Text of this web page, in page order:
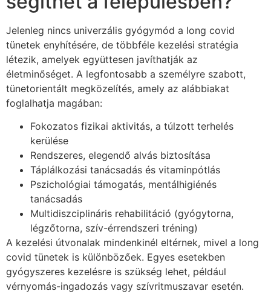
Jelenleg nincs univerzális gyógymód a long covid
tünetek enyhítésére, de többféle kezelési stratégia
létezik, amelyek együttesen javíthatják az
életminőséget. A legfontosabb a személyre szabott,
tünetorientált megközelítés, amely az alábbiakat
foglalhatja magában:
Fokozatos fizikai aktivitás, a túlzott terhelés
kerülése
Rendszeres, elegendő alvás biztosítása
Táplálkozási tanácsadás és vitaminpótlás
Pszichológiai támogatás, mentálhigiénés
tanácsadás
Multidiszciplináris rehabilitáció (gyógytorna,
légzőtorna, szív-érrendszeri tréning)
A kezelési útvonalak mindenkinél eltérnek, mivel a long
covid tünetek is különbözőek. Egyes esetekben
gyógyszeres kezelésre is szükség lehet, például
vérnyomás-ingadozás vagy szívritmuszavar esetén.